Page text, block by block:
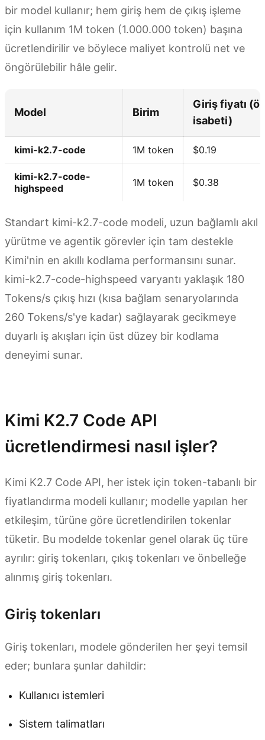
bir model kullanır; hem giriş hem de çıkış işleme
için kullanım 1M token (1.000.000 token) başına
ücretlendirilir ve böylece maliyet kontrolü net ve
öngörülebilir hâle gelir.
Model Birim
Giriş fiyatı
isabeti)
kimi-k2.7-code 1M token $0.19
kimi-k2.7-code-
highspeed
1M token $0.38
Standart kimi-k2.7-code modeli, uzun bağlamlı akıl
yürütme ve agentik görevler için tam destekle
Kimi'nin en akıllı kodlama performansını sunar.
kimi-k2.7-code-highspeed varyantı yaklaşık 180
Tokens/s çıkış hızı (kısa bağlam senaryolarında
260 Tokens/s'ye kadar) sağlayarak gecikmeye
duyarlı iş akışları için üst düzey bir kodlama
deneyimi sunar.
Kimi K2.7 Code API
ücretlendirmesi nasıl işler?
Kimi K2.7 Code API, her istek için token-tabanlı bir
fiyatlandırma modeli kullanır; modelle yapılan her
etkileşim, türüne göre ücretlendirilen tokenlar
tüketir. Bu modelde tokenlar genel olarak üç türe
ayrılır: giriş tokenları, çıkış tokenları ve önbelleğe
alınmış giriş tokenları.
Giriş tokenları
Giriş tokenları, modele gönderilen her şeyi temsil
eder; bunlara şunlar dahildir:
Kullanıcı istemleri
Sistem talimatları